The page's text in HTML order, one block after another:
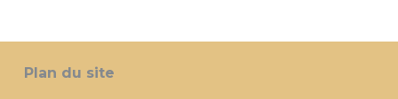
Plan du site